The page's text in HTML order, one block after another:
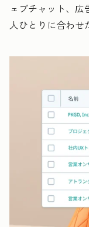
ェブチャット、広
人ひとりに合わせ